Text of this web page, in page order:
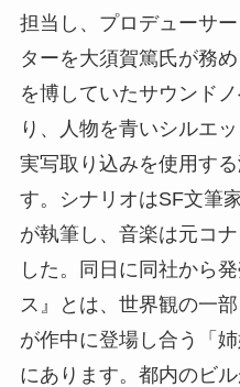
担当し、プロデューサ
ターを大須賀篤氏が務
を博していたサウンド
り、人物を青いシルエ
実写取り込みを使用す
す。シナリオはSF文筆
が執筆し、音楽は元コ
した。同日に同社から
ス』とは、世界観の一
が作中に登場し合う「
にあります。都内のビ